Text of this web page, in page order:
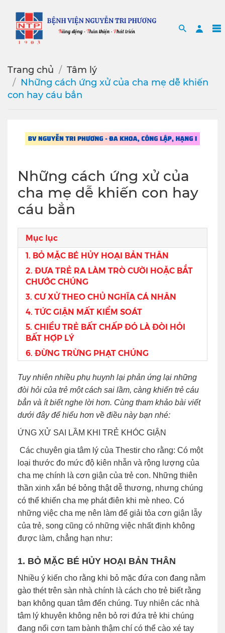
Search
Trang chủ
Tâm lý
Những cách ứng xử của cha mẹ dễ khiến
con hay cáu bẳn
Những cách ứng xử của
cha mẹ dễ khiến con hay
cáu bẳn
Mục lục
1. BỎ MẶC BÉ HỦY HOẠI BẢN THÂN
2. ĐƯA TRẺ RA LÀM TRÒ CƯỜI HOẶC BẮT
CHƯỚC CHÚNG
3. CƯ XỬ THEO CHỦ NGHĨA CÁ NHÂN
4. TỨC GIẬN MẤT KIỂM SOÁT
5. CHIỀU TRẺ BẤT CHẤP ĐÓ LÀ ĐÒI HỎI
BẤT HỢP LÝ
6. ĐỪNG TRỪNG PHẠT CHÚNG
Tuy nhiên nhiều phụ huynh lại phản ứng lại những
đòi hỏi của trẻ một cách sai lầm, càng khiến trẻ cáu
bẳn và ít biết nghe lời hơn. Cùng tham khảo bài viết
dưới đây để hiểu hơn về điều này bạn nhé:
ỨNG XỬ SAI LẦM KHI TRẺ KHÓC GIẬN
Các chuyên gia tâm lý của Thestir cho rằng: Có một
loại thước đo mức độ kiên nhẫn và rộng lượng của
cha mẹ chính là cơn giận của trẻ con. Những thiên
thần xinh xắn bé bỏng thật dễ thương, nhưng chúng
có thể khiến cha mẹ phát điên khi mè nheo. Có
những việc cha mẹ nên làm để giải tỏa cơn giận lẫy
của trẻ, song cũng có những việc nhất định không
được làm, chẳng hạn như:
1. BỎ MẶC BÉ HỦY HOẠI BẢN THÂN
Nhiều ý kiến cho rằng khi bỏ mặc đứa con đang nằm
gào thét trên sàn nhà chính là cách cho trẻ biết rằng
bạn không quan tâm đến chúng. Tuy nhiên các nhà
tâm lý khuyên không nên bỏ rơi đứa trẻ khi chúng
đang nổi cơn tam bành thậm chí có thể cào xé tay